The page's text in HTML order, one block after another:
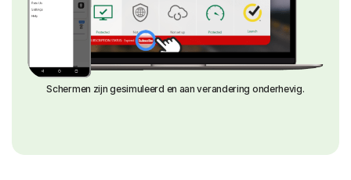
Schermen zijn gesimuleerd en aan verandering onderhevig.